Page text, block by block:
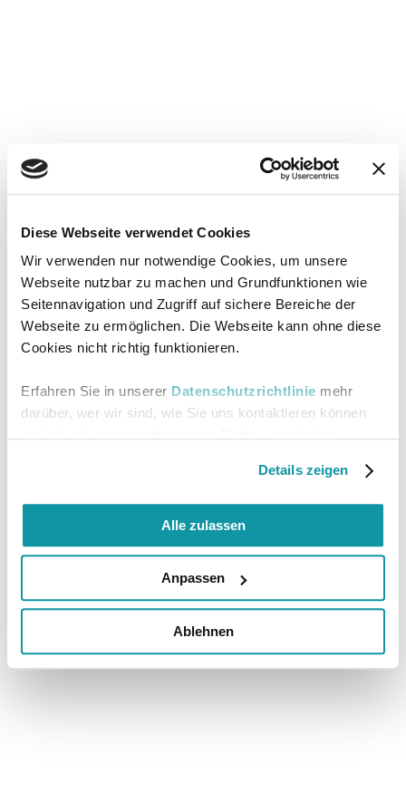
Diese Webseite verwendet Cookies
Wir verwenden nur notwendige Cookies, um unsere
Webseite nutzbar zu machen und Grundfunktionen wie
Seitennavigation und Zugriff auf sichere Bereiche der
Webseite zu ermöglichen. Die Webseite kann ohne diese
Cookies nicht richtig funktionieren.
Erfahren Sie in unserer Datenschutzrichtlinie mehr
darüber, wer wir sind, wie Sie uns kontaktieren können
Details zeigen
Alle zulassen
Anpassen
Ablehnen